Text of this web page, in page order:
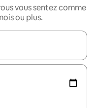
vous sentez comme
ou plus.
les flèches vers le